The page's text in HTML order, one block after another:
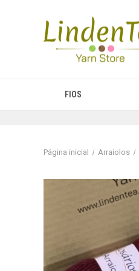
FIOS
Página inicial Arraiolos